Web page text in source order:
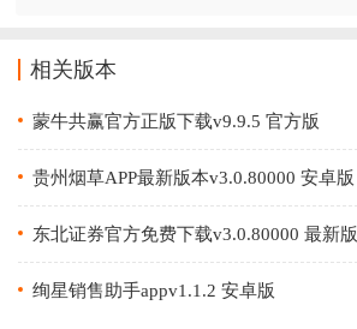
相关版本
蒙牛共赢官方正版下载v9.9.5 官方版
贵州烟草APP最新版本v3.0.80000 安卓版
东北证券官方免费下载v3.0.80000 最新版
绚星销售助手appv1.1.2 安卓版